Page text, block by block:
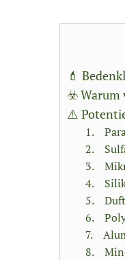
💄
☣️ Warum
⚠️
1.
2.
3.
4.
5.
6.
7.
8.